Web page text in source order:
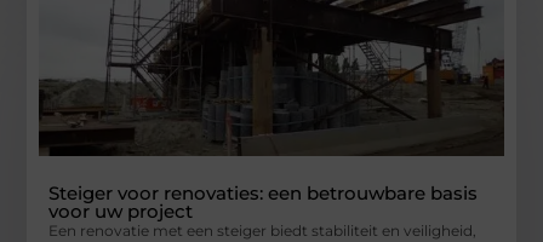
Steiger voor renovaties: een betrouwbare basis
voor uw project
Een renovatie met een steiger biedt stabiliteit en veiligheid,